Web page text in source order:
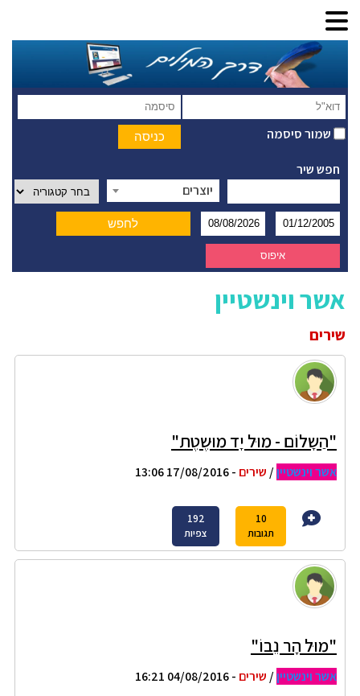
שמור סיסמה
חפש שיר
יוצרים
אשר וינשטיין
שירים
"הַשָלוֹם - מוּל יָד מוּשֶטֶת"
אשר וינשטיין/ שירים - 17/08/2016 13:06
10
תגובות
192
צפיות
"מוּל הָר נֵבוֹ"
אשר וינשטיין/ שירים - 04/08/2016 16:21